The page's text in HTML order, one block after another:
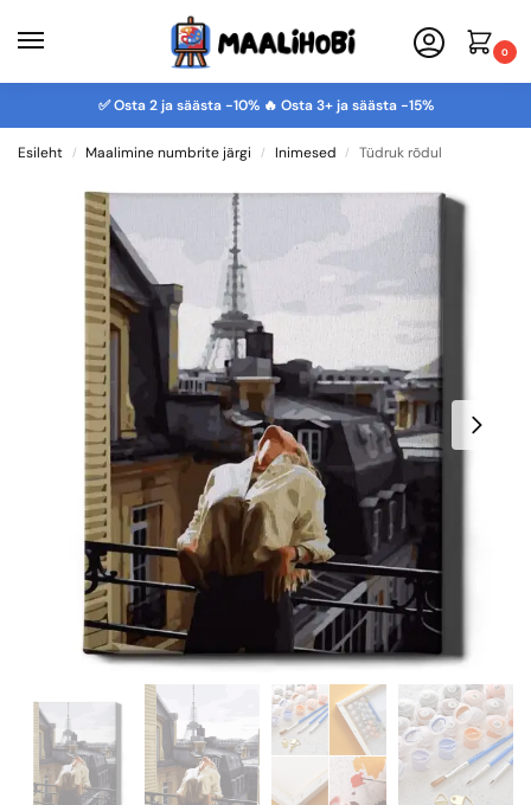
0
✅ Osta 2 ja säästa -10% 🔥 Osta 3+ ja säästa -15%
Esileht / Maalimine numbrite järgi / Inimesed / Tüdruk rõdul